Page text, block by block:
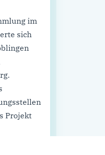
im
sich
Projekt